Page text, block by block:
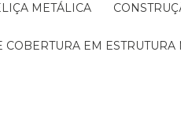
METÁLICA
COBERTURA EM